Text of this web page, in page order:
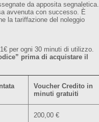
da apposita segnaletica.
avvenuta con successo. È
la tariffazione del noleggio
per ogni 30 minuti di utilizzo.
prima di acquistare il
Voucher Credito in
minuti gratuiti
200,00 €